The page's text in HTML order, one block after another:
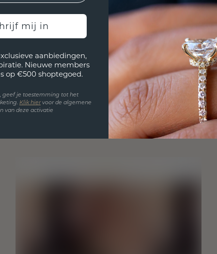
mij in
aanbiedingen,
Nieuwe members
op €500 shoptegoed.
geef je toestemming tot het
Klik hiervoor de algemene
van deze activatie